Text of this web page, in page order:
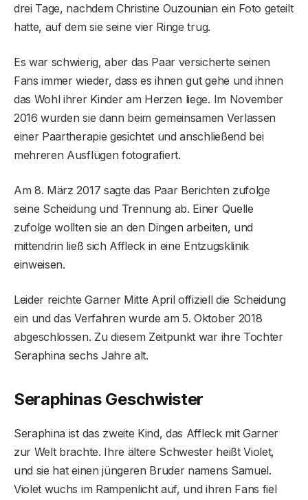
drei Tage, nachdem Christine Ouzounian ein Foto geteilt
hatte, auf dem sie seine vier Ringe trug.
Es war schwierig, aber das Paar versicherte seinen
Fans immer wieder, dass es ihnen gut gehe und ihnen
das Wohl ihrer Kinder am Herzen liege. Im November
2016 wurden sie dann beim gemeinsamen Verlassen
einer Paartherapie gesichtet und anschließend bei
mehreren Ausflügen fotografiert.
Am 8. März 2017 sagte das Paar Berichten zufolge
seine Scheidung und Trennung ab. Einer Quelle
zufolge wollten sie an den Dingen arbeiten, und
mittendrin ließ sich Affleck in eine Entzugsklinik
einweisen.
Leider reichte Garner Mitte April offiziell die Scheidung
ein und das Verfahren wurde am 5. Oktober 2018
abgeschlossen. Zu diesem Zeitpunkt war ihre Tochter
Seraphina sechs Jahre alt.
Seraphinas Geschwister
Seraphina ist das zweite Kind, das Affleck mit Garner
zur Welt brachte. Ihre ältere Schwester heißt Violet,
und sie hat einen jüngeren Bruder namens Samuel.
Violet wuchs im Rampenlicht auf, und ihren Fans fiel